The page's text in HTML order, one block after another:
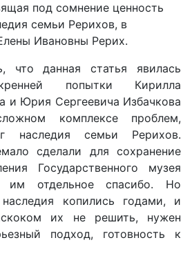
под сомнение ценность
семьи Рерихов, в
Ивановны Рерих.
что данная статья явилась
попытки Кирилла
и Юрия Сергеевича Избачкова
комплексе проблем,
наследия семьи Рерихов.
сделали для сохранение
Государственного музея
им отдельное спасибо. Но
копились годами, и
их не решить, нужен
подход, готовность к